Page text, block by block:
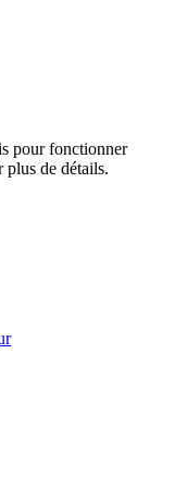
pour fonctionner
plus de détails.